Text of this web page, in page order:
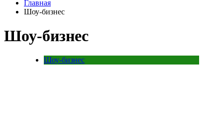
Главная
Шоу-бизнес
Шоу-бизнес
Шоу-бизнес